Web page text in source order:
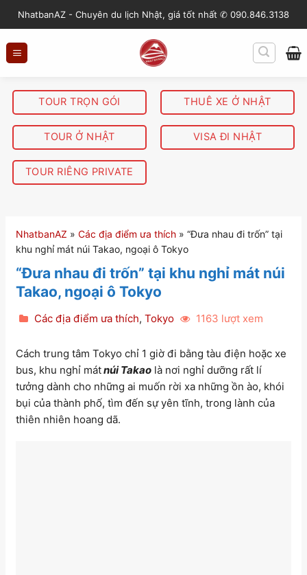
NhatbanAZ - Chuyên du lịch Nhật, giá tốt nhất ✆ 090.846.3138
TOUR TRỌN GÓI
TOUR Ở NHẬT
TOUR RIÊNG PRIVATE
THUÊ XE Ở NHẬT
VISA ĐI NHẬT
NhatbanAZ » Các địa điểm ưa thích » “Đưa nhau đi trốn” tại
khu nghỉ mát núi Takao, ngoại ô Tokyo
“Đưa nhau đi trốn” tại khu nghỉ mát núi
Takao, ngoại ô Tokyo
Các địa điểm ưa thích, Tokyo 1163 lượt xem
Cách trung tâm Tokyo chỉ 1 giờ đi bằng tàu điện hoặc xe
bus, khu nghỉ mátnúi Takao là nơi nghỉ dưỡng rất lí
tưởng dành cho những ai muốn rời xa những ồn ào, khói
bụi của thành phố, tìm đến sự yên tĩnh, trong lành của
thiên nhiên hoang dã.